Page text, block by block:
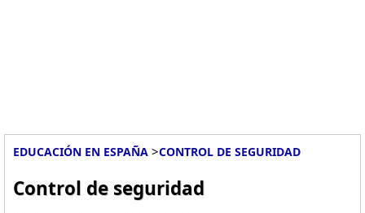
EDUCACIÓN EN ESPAÑA >CONTROL DE SEGURIDAD
Control de seguridad